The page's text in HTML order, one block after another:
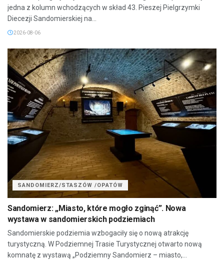
jedna z kolumn wchodzących w skład 43. Pieszej Pielgrzymki
Diecezji Sandomierskiej na...
2026-08-06
SANDOMIERZ/STASZÓW /OPATÓW
Sandomierz: „Miasto, które mogło zginąć”. Nowa
wystawa w sandomierskich podziemiach
Sandomierskie podziemia wzbogaciły się o nową atrakcję
turystyczną. W Podziemnej Trasie Turystycznej otwarto nową
komnatę z wystawą „Podziemny Sandomierz – miasto,...